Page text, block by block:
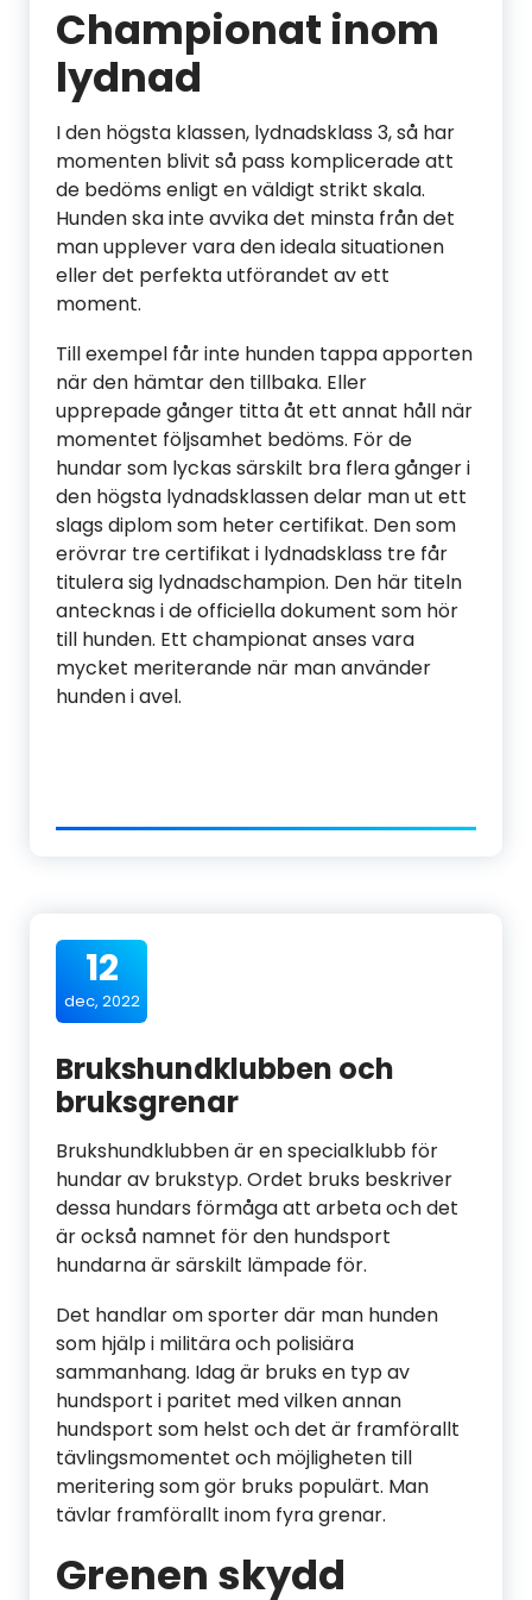
Championat inom
lydnad
I den högsta klassen, lydnadsklass 3, så har
momenten blivit så pass komplicerade att
de bedöms enligt en väldigt strikt skala.
Hunden ska inte avvika det minsta från det
man upplever vara den ideala situationen
eller det perfekta utförandet av ett
moment.
Till exempel får inte hunden tappa apporten
när den hämtar den tillbaka. Eller
upprepade gånger titta åt ett annat håll när
momentet följsamhet bedöms. För de
hundar som lyckas särskilt bra flera gånger i
den högsta lydnadsklassen delar man ut ett
slags diplom som heter certifikat. Den som
erövrar tre certifikat i lydnadsklass tre får
titulera sig lydnadschampion. Den här titeln
antecknas i de officiella dokument som hör
till hunden. Ett championat anses vara
mycket meriterande när man använder
hunden i avel.
12
dec, 2022
Brukshundklubben och
bruksgrenar
Brukshundklubben är en specialklubb för
hundar av brukstyp. Ordet bruks beskriver
dessa hundars förmåga att arbeta och det
är också namnet för den hundsport
hundarna är särskilt lämpade för.
Det handlar om sporter där man hunden
som hjälp i militära och polisiära
sammanhang. Idag är bruks en typ av
hundsport i paritet med vilken annan
hundsport som helst och det är framförallt
tävlingsmomentet och möjligheten till
meritering som gör bruks populärt. Man
tävlar framförallt inom fyra grenar.
Grenen skydd